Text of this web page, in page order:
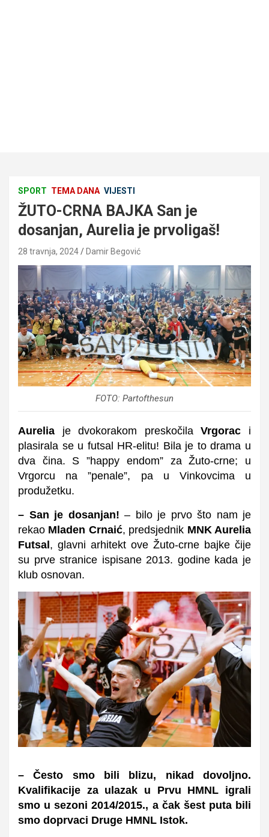
SPORT TEMA DANA VIJESTI
ŽUTO-CRNA BAJKA San je
dosanjan, Aurelia je prvoligaš!
28 travnja, 2024 Damir Begović
FOTO: Partofthesun
Aurelia je dvokorakom preskočilaVrgorac i
plasirala se u futsal HR-elitu! Bila je to drama u
dva čina. S ”happy endom” za Žuto-crne; u
Vrgorcu na ”penale”, pa u Vinkovcima u
produžetku.
– San je dosanjan! – bilo je prvo što nam je
rekao Mladen Crnaić, predsjednik MNK Aurelia
Futsal , glavni arhitekt ove Žuto-crne bajke čije
su prve stranice ispisane 2013. godine kada je
klub osnovan.
– Često smo bili blizu, nikad dovoljno.
Kvalifikacije za ulazak u Prvu HMNL igrali
smo u sezoni 2014/2015., a čak šest puta bili
smo doprvaci Druge HMNL Istok.